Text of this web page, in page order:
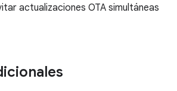
actualizaciones OTA simultáneas